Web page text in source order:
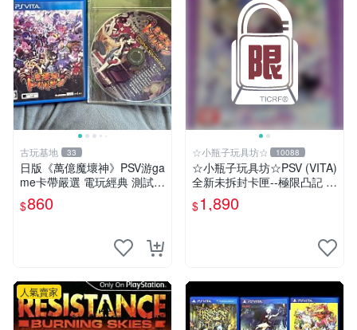
古玩基地 33
日版《萬億魔壞神》PSV游ga
me卡帶嚴選 電玩經典 測試正
常 完整遊戲內容 附贈未拆封
音樂CD 萬億魔壞神 PSV 游g
$860
☆小瓶子玩具坊☆ 10088
☆小瓶子玩具坊☆PSV (VITA)
全新未拆封卡匣--極限凸記 萌
萌編年史 限定版 (亞版)
$1,890
人氣賣家